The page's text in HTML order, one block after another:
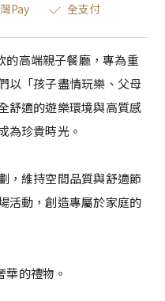
Pay 全支付
高端親子餐廳，專為重
以「孩子盡情玩樂、父母
舒適的遊樂環境與高質感
為珍貴時光。
，維持空間品質與舒適節
活動，創造專屬於家庭的
的禮物。